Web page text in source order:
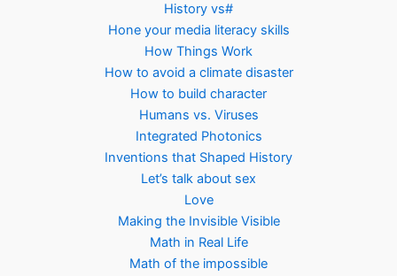
History vs#
Hone your media literacy skills
How Things Work
How to avoid a climate disaster
How to build character
Humans vs. Viruses
Integrated Photonics
Inventions that Shaped History
Let’s talk about sex
Love
Making the Invisible Visible
Math in Real Life
Math of the impossible